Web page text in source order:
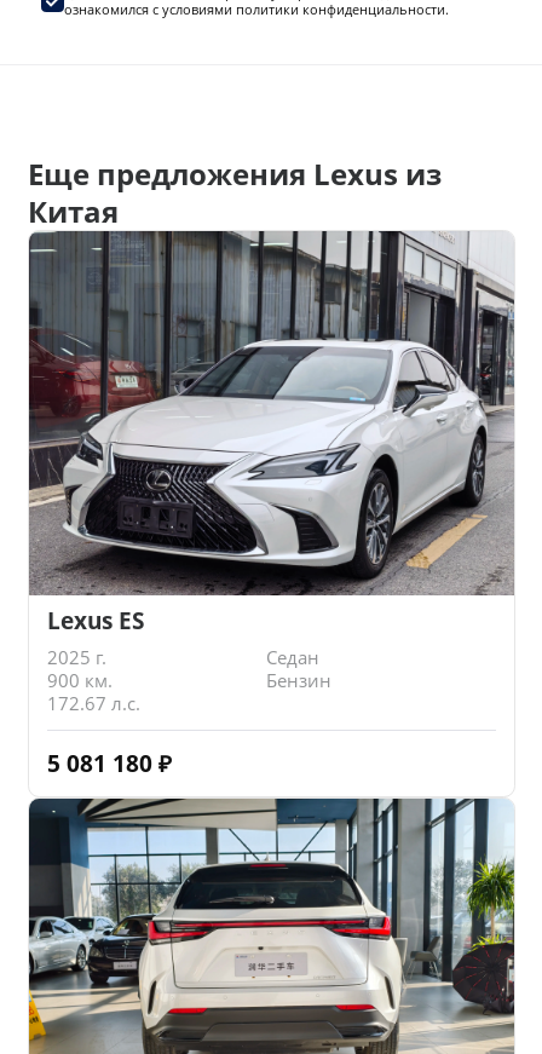
ознакомился с условиями политики конфиденциальности.
Еще предложения Lexus из
Китая
Lexus ES
2025 г.
Седан
900 км.
Бензин
172.67 л.с.
5 081 180 ₽